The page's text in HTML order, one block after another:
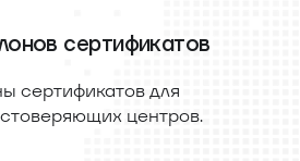
сертификатов
сертификатов для
центров.